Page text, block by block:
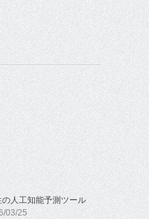
人工知能予測ツール
03/25